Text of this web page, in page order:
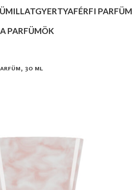
ILLATGYERTYAFÉRFI PARFÜM
PARFÜMÖK
30 ml